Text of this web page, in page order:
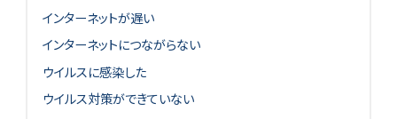
インターネットが遅い
インターネットにつながらない
ウイルスに感染した
ウイルス対策ができていない